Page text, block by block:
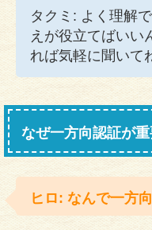
タクミ: よく理解
えが役立てばいい
れば気軽に聞いて
なぜ一方向認証が
ヒロ: なんで一方